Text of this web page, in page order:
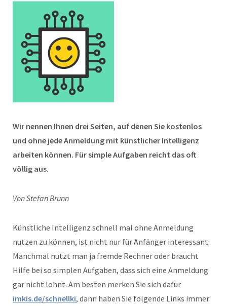
Wir nennen Ihnen drei Seiten, auf denen Sie kostenlos
und ohne jede Anmeldung mit künstlicher Intelligenz
arbeiten können. Für simple Aufgaben reicht das oft
völlig aus.
Von Stefan Brunn
Künstliche Intelligenz schnell mal ohne Anmeldung
nutzen zu können, ist nicht nur für Anfänger interessant:
Manchmal nutzt man ja fremde Rechner oder braucht
Hilfe bei so simplen Aufgaben, dass sich eine Anmeldung
gar nicht lohnt. Am besten merken Sie sich dafür
imkis.de/schnellki, dann haben Sie folgende Links immer